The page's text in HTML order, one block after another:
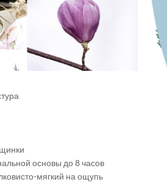
основы до 8 часов
мягкий на ощупь